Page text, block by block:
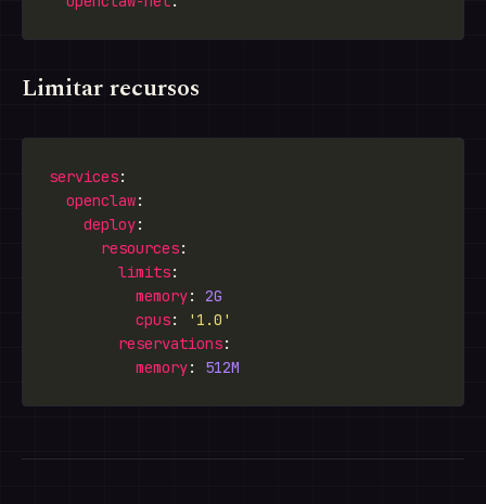
Limitar recursos
services
openclaw
deploy
resources
limits
memory: 2G
cpus:
'1.0'
reservations
memory: 512M